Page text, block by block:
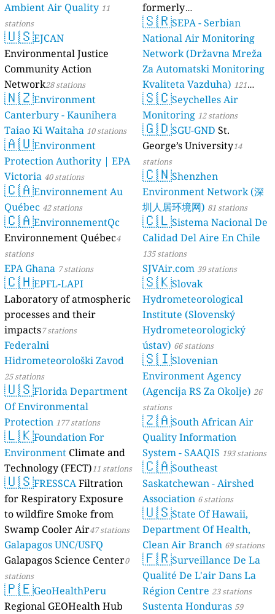
Ambient Air Quality 11
stations
🇺🇸EJCAN
Environmental Justice
Community Action
Network28 stations
🇳🇿Environment
Canterbury - Kaunihera
Taiao Ki Waitaha 10 stations
🇦🇺Environment
Protection Authority | EPA
Victoria 40 stations
🇨🇦Environnement Au
Québec 42 stations
🇨🇦EnvironnementQc
Environnement Québec4
stations
EPA Ghana 7 stations
🇨🇭EPFL-LAPI
Laboratory of atmospheric
processes and their
impacts7 stations
Federalni
Hidrometeorološki Zavod
25 stations
🇺🇸Florida Department
Of Environmental
Protection 177 stations
🇱🇰Foundation For
Environment Climate and
Technology (FECT)11 stations
🇺🇸FRESSCAFiltration
for Respiratory Exposure
to wildfire Smoke from
Swamp Cooler Air47 stations
Galapagos UNC/USFQ
Galapagos Science Center0
stations
🇵🇪GeoHealthPeru
Regional GEOHealth Hub
formerly
luftdaten.info35820 stations
🇸🇷SEPA - Serbian
National Air Monitoring
Network (Državna Mreža
Za Automatski Monitoring
Kvaliteta Vazduha) 121
stations
🇸🇨Seychelles Air
Monitoring 12 stations
🇬🇩SGU-GND St.
George’s University14
stations
🇨🇳Shenzhen
Environment Network (深
圳人居环境网) 81 stations
🇨🇱Sistema Nacional De
Calidad Del Aire En Chile
135 stations
SJVAir.com 39 stations
🇸🇰Slovak
Hydrometeorological
Institute (Slovenský
Hydrometeorologický
ústav) 66 stations
🇸🇮Slovenian
Environment Agency
(Agencija RS Za Okolje) 26
stations
🇿🇦South African Air
Quality Information
System - SAAQIS 193 stations
🇨🇦Southeast
Saskatchewan - Airshed
Association 6 stations
🇺🇸State Of Hawaii,
Department Of Health,
Clean Air Branch 69 stations
🇫🇷Surveillance De La
Qualité De L'air Dans La
Région Centre 23 stations
Sustenta Honduras 59